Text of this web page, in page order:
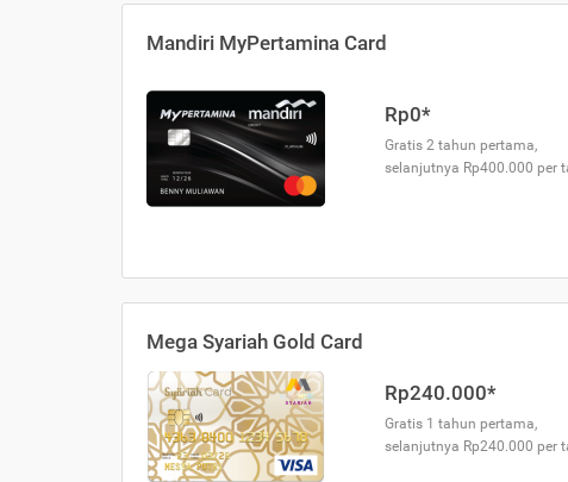
Mandiri MyPertamina Card
Rp0*
Gratis 2 tahun pertama,
selanjutnya Rp400.000 per
Mega Syariah Gold Card
Rp240.000*
Gratis 1 tahun pertama,
selanjutnya Rp240.000 per